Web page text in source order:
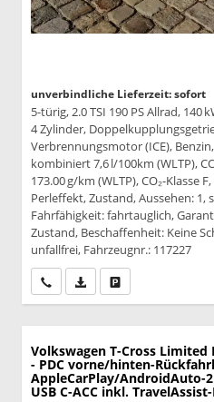
unverbindliche Lieferzeit: sofort
5-türig, 2.0 TSI 190 PS Allrad, 140
4 Zylinder,
Verbrennungsmotor (ICE),
kombiniert 7,6 l/100km (WLTP),
173.00 g/km (WLTP), CO₂-Klasse
Perleffekt, Zustand, Aussehen: 1,
Fahrfähigkeit: fahrtauglich,
Zustand, Beschaffenheit: Keine
unfallfrei, Fahrzeugnr.: 117227
Wir rufen Sie an
PDF-Datei,
Volkswagen T-Cross Limited
- PDC vorne/hinten-
AppleCarPlay/AndroidAuto-
USB C-ACC inkl.